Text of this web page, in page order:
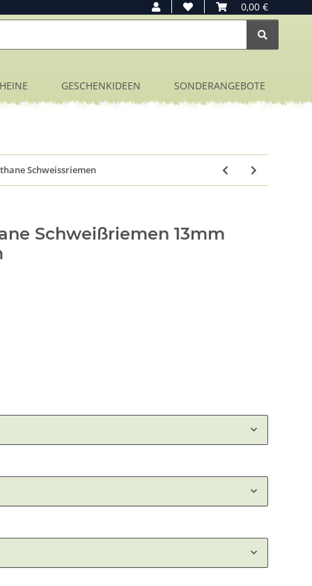
0,00 €
GESCHENKIDEEN SONDERANGEBOTE
Schweissriemen
Schweißriemen 13mm